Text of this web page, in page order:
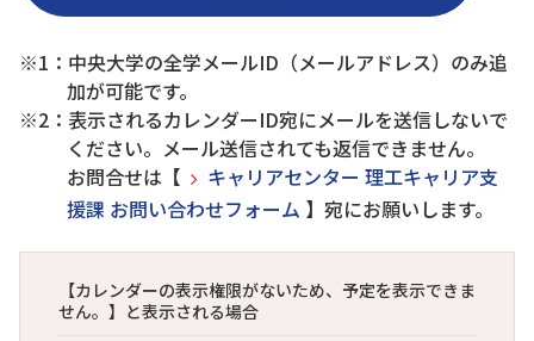
※1：中央大学の全学メールID（メールアドレス）のみ追
加が可能です。
※2：表示されるカレンダーID宛にメールを送信しないで
ください。メール送信されても返信できません。
お問合せは【
キャリアセンター 理工キャリア支
援課 お問い合わせフォーム 】宛にお願いします。
【カレンダーの表示権限がないため、予定を表示できま
せん。】と表示される場合